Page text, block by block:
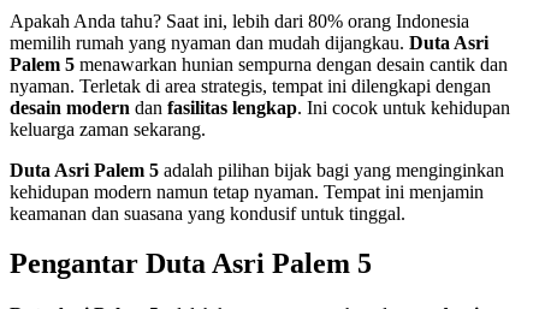
Apakah Anda tahu? Saat ini, lebih dari 80% orang Indonesia
memilih rumah yang nyaman dan mudah dijangkau. Duta Asri
Palem 5 menawarkan hunian sempurna dengan desain cantik dan
nyaman. Terletak di area strategis, tempat ini dilengkapi dengan
desain modern dan fasilitas lengkap. Ini cocok untuk kehidupan
keluarga zaman sekarang.
Duta Asri Palem 5 adalah pilihan bijak bagi yang menginginkan
kehidupan modern namun tetap nyaman. Tempat ini menjamin
keamanan dan suasana yang kondusif untuk tinggal.
Pengantar Duta Asri Palem 5